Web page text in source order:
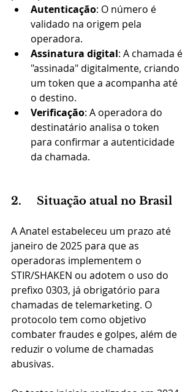
Autenticação: O número é
validado na origem pela
operadora.
Assinatura digital: A chamada é
"assinada" digitalmente, criando
um token que a acompanha até
o destino.
Verificação: A operadora do
destinatário analisa o token
para confirmar a autenticidade
da chamada.
2.     Situação atual no Brasil
A Anatel estabeleceu um prazo até
janeiro de 2025 para que as
operadoras implementem o
STIR/SHAKEN ou adotem o uso do
prefixo 0303, já obrigatório para
chamadas de telemarketing. O
protocolo tem como objetivo
combater fraudes e golpes, além de
reduzir o volume de chamadas
abusivas​.